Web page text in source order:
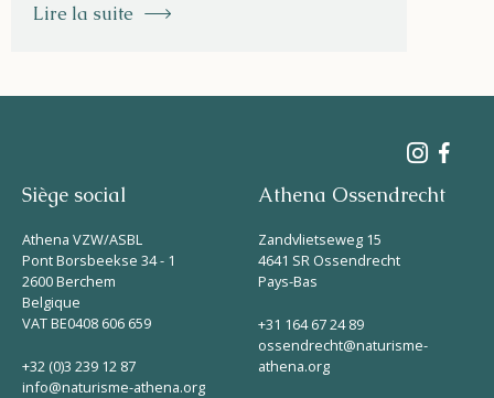
Lire la suite
Siège social
Athena VZW/ASBL
Pont Borsbeekse 34 - 1
2600 Berchem
Belgique
VAT BE0408 606 659
+32 (0)3 239 12 87
info@naturisme-athena.org
Athena Ossendrecht
Zandvlietseweg 15
4641 SR Ossendrecht
Pays-Bas
+31 164 67 24 89
ossendrecht@naturisme-
athena.org